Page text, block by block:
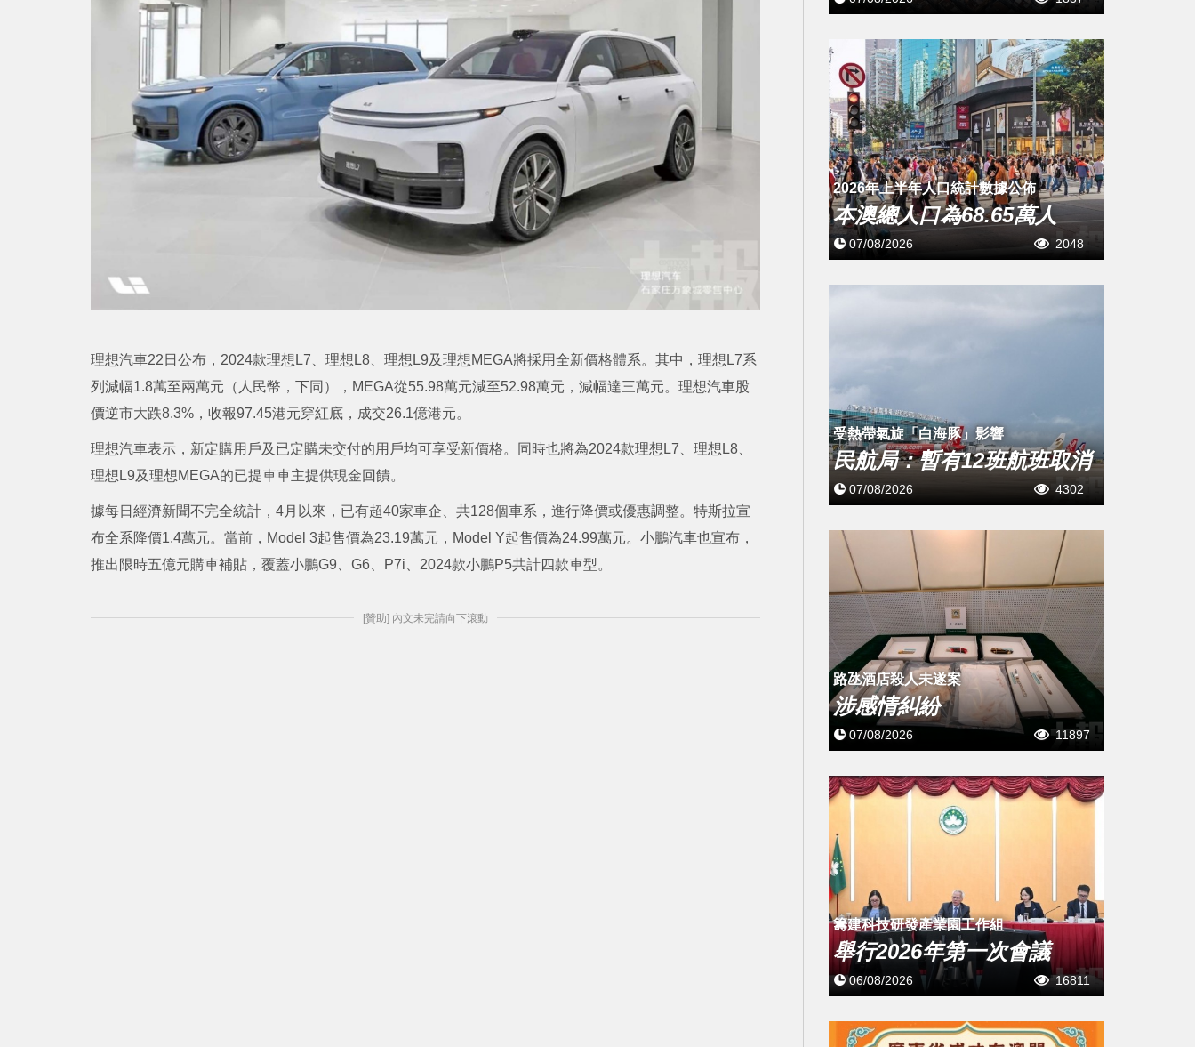
理想汽車22日公布，2024款理想L7、理想L8、理想L9及理想MEGA將採用全新價格體系。其中，理想L7系
列減幅1.8萬至兩萬元（人民幣，下同），MEGA從55.98萬元減至52.98萬元，減幅達三萬元。理想汽車股
價逆市大跌8.3%，收報97.45港元穿紅底，成交26.1億港元。
理想汽車表示，新定購用戶及已定購未交付的用戶均可享受新價格。同時也將為2024款理想L7、理想L8、
理想L9及理想MEGA的已提車車主提供現金回饋。
據每日經濟新聞不完全統計，4月以來，已有超40家車企、共128個車系，進行降價或優惠調整。特斯拉宣
布全系降價1.4萬元。當前，Model 3起售價為23.19萬元，Model Y起售價為24.99萬元。小鵬汽車也宣布，
推出限時五億元購車補貼，覆蓋小鵬G9、G6、P7i、2024款小鵬P5共計四款車型。
[贊助] 內文未完請向下滾動
2026年上半年人口統計數據公佈
本澳總人口為68.65萬人
07/08/2026 2048
受熱帶氣旋「白海豚」影響
民航局：暫有12班航班取消
07/08/2026 4302
路氹酒店殺人未遂案
涉感情糾紛
07/08/2026 11897
籌建科技研發產業園工作組
舉行2026年第一次會議
06/08/2026 16811